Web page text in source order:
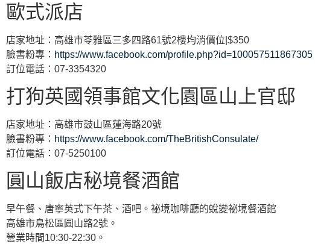
歐式派店
店家地址：高雄市苓雅區三多四路61號2樓均消價位|$350
臉書粉專： https://www.facebook.com/profile.php?id=100057511867305
訂位電話：07-3354320
打狗英國領事館文化園區山上官邸
店家地址：高雄市鼓山區蓮海路20號
臉書粉專： https://www.facebook.com/TheBritishConsulate/
訂位電話：07-5250100
圓山飯店秘境餐酒館
早午餐、唐寧英式下午茶、酒吧。袐境咖啡廳的蛻變祕境餐酒館
高雄市鳥松區圓山路2號。
營業時間10:30-22:30。